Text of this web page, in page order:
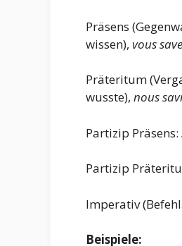
Präsens
wissen), vous
Präteritum
wusste), nous
Partizip Präsens:
Partizip
Imperativ
Beispiele: